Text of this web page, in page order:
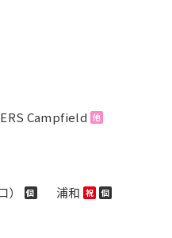
Campfield 他
個 浦和 祝 個